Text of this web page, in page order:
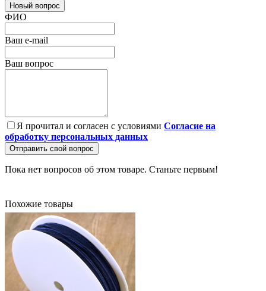
Новый вопрос
ФИО
Ваш e-mail
Ваш вопрос
Я прочитал и согласен с условиями Согласие на
обработку персональных данных
Отправить свой вопрос
Пока нет вопросов об этом товаре. Станьте первым!
Похожие товары